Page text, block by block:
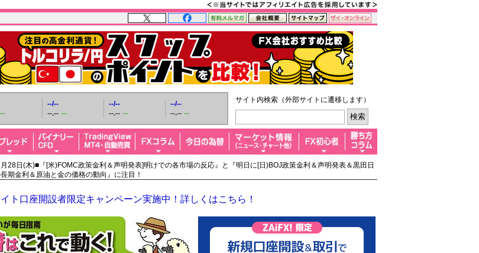
--
--/--
--.-- --
--/--
--.-- --
--/--
--.-- --
サイト内検索（外部サイトに遷移します）
28日(木)■『[米)FOMC政策金利＆声明発表]明けでの各市場の反応』と『明日に[日)BOJ政策金利＆声明発表＆黒田日
期金利＆原油と金の価格の動向』に注目！
ト口座開設者限定キャンペーン実施中！詳しくはこちら！